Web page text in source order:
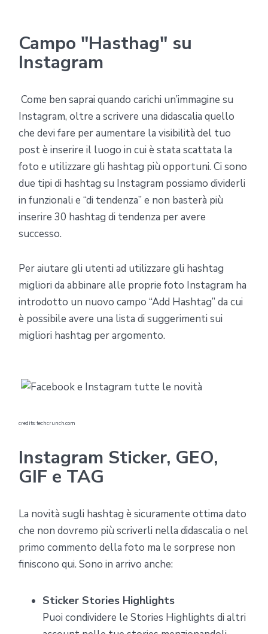
Campo "Hasthag" su
Instagram
Come ben saprai quando carichi un’immagine su
Instagram, oltre a scrivere una didascalia quello
che devi fare per aumentare la visibilità del tuo
post è inserire il luogo in cui è stata scattata la
foto e utilizzare gli hashtag più opportuni. Ci sono
due tipi di hashtag su Instagram possiamo dividerli
in funzionali e “di tendenza” e non basterà più
inserire 30 hashtag di tendenza per avere
successo.
Per aiutare gli utenti ad utilizzare gli hashtag
migliori da abbinare alle proprie foto Instagram ha
introdotto un nuovo campo “Add Hashtag” da cui
è possibile avere una lista di suggerimenti sui
migliori hashtag per argomento.
credits: techcrunch.com
Instagram Sticker, GEO,
GIF e TAG
La novità sugli hashtag è sicuramente ottima dato
che non dovremo più scriverli nella didascalia o nel
primo commento della foto ma le sorprese non
finiscono qui. Sono in arrivo anche:
Sticker Stories Highlights
Puoi condividere le Stories Highlights di altri